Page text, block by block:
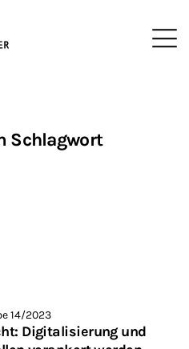
Schlagwort
14/2023
Digitalisierung und